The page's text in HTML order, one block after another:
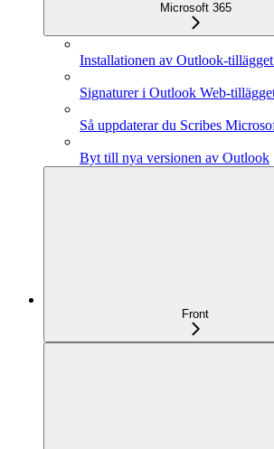
Microsoft 365
Installationen av Outlook-
Signaturer i Outlook Web-
Så uppdaterar du Scribes
Byt till nya versionen av Outlook
Front